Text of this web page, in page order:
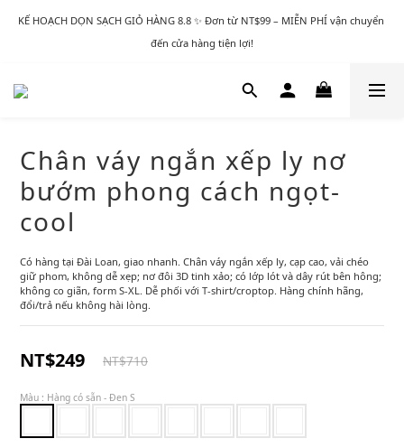
KẾ HOẠCH DỌN SẠCH GIỎ HÀNG 8.8 ✨ Đơn từ NT$99 – MIỄN PHÍ vận chuyển
đến cửa hàng tiện lợi!
Chân váy ngắn xếp ly nơ
bướm phong cách ngọt-
cool
Có hàng tại Đài Loan, giao nhanh. Chân váy ngắn xếp ly, cạp cao, vải chéo
giữ phom, không dễ xẹp; nơ đôi 3D tinh xảo; có lớp lót và dây rút bên hông;
không co giãn, form S-XL. Dễ phối với T-shirt/croptop. Hàng chính hãng,
đổi/trả nếu không hài lòng.
NT$249 NT$710
Màu : Hàng có sẵn - Đen S